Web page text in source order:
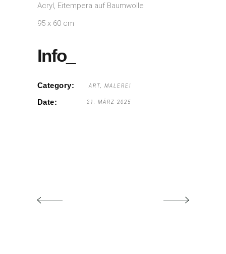
Acryl, Eitempera auf Baumwolle
95 x 60 cm
Info_
Category: ART MALEREI
Date: 21. MÄRZ 2025